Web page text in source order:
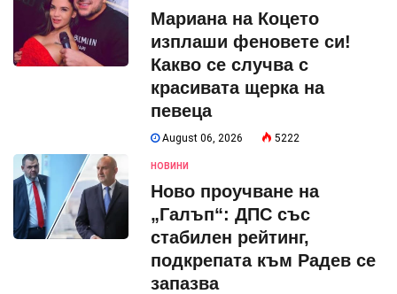
Мариана на Коцето
изплаши феновете си!
Какво се случва с
красивата щерка на
певеца
August 06, 2026 5222
НОВИНИ
Ново проучване на
„Галъп“: ДПС със
стабилен рейтинг,
подкрепата към Радев се
запазва